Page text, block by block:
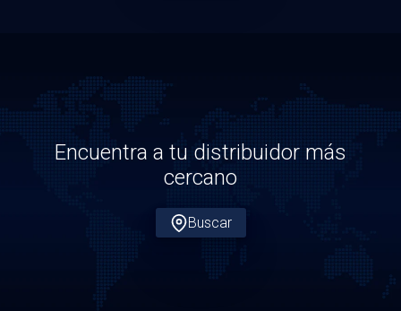
Encuentra a tu distribuidor más
cercano
Buscar